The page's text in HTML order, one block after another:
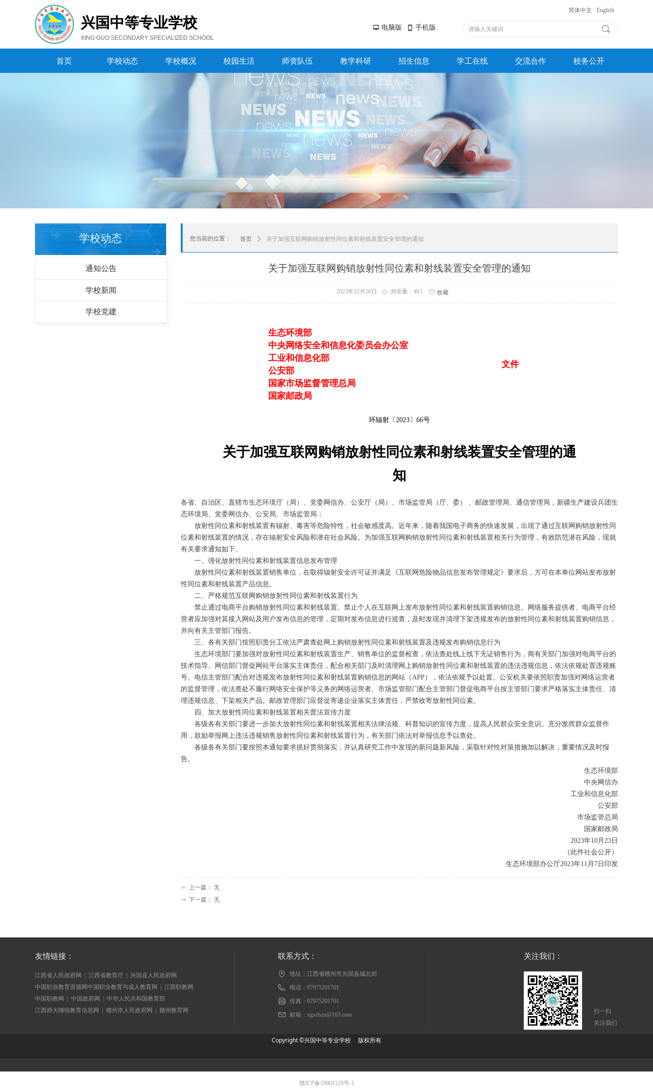
首页 学校动态 学校概况
学校概况
校园生活
校园生活
师资队伍
师资队伍
教学科研
教学科研
招生信息
招生信息
学工在线 交流合作 校务公开
끠
简体中文 English
兴国中等专业学校
XING GUO SECONDARY SPECIALIZED SCHOOL
넡 电脑版 넓 手机版
关于加强互联网购销放射性同位素和射线装置安全管理的通知
首页 ꄲ 关于加强互联网购销放射性同位素和射线装置安全管理的通知
生态环境部
中央网络安全和信息化委员会办公室
工业和信息化部
公安部
国家市场监督管理总局
国家邮政局
文件
环辐射〔2023〕66号
关于加强互联网购销放射性同位素和射线装置安全管理的通
知
各省、自治区、直辖市生态环境厅（局）、党委网信办、公安厅（局）、市场监管局（厅、委） 、邮政管理局、通信管理局，新疆生产建设兵团生
态环境局、党委网信办、公安局、市场监管局：
放射性同位素和射线装置有辐射、毒害等危险特性，社会敏感度高。近年来，随着我国电子商务的快速发展，出现了通过互联网购销放射性同
位素和射线装置的情况，存在辐射安全风险和潜在社会风险。为加强互联网购销放射性同位素和射线装置相关行为管理，有效防范潜在风险，现就
有关要求通知如下。
一、强化放射性同位素和射线装置信息发布管理
放射性同位素和射线装置销售单位，在取得辐射安全许可证并满足《互联网危险物品信息发布管理规定》要求后，方可在本单位网站发布放射
性同位素和射线装置产品信息。
二、严格规范互联网购销放射性同位素和射线装置行为
禁止通过电商平台购销放射性同位素和射线装置。禁止个人在互联网上发布放射性同位素和射线装置购销信息。网络服务提供者、电商平台经
营者应加强对其接入网站及用户发布信息的管理，定期对发布信息进行巡查，及时发现并清理下架违规发布的放射性同位素和射线装置购销信息，
并向有关主管部门报告。
三、各有关部门按照职责分工依法严肃查处网上购销放射性同位素和射线装置及违规发布购销信息行为
生态环境部门要加强对放射性同位素和射线装置生产、销售单位的监督检查，依法查处线上线下无证销售行为，商有关部门加强对电商平台的
技术指导。网信部门督促网站平台落实主体责任，配合相关部门及时清理网上购销放射性同位素和射线装置的违法违规信息，依法依规处置违规账
号。电信主管部门配合对违规发布放射性同位素和射线装置购销信息的网站（APP），依法依规予以处置。公安机关要依照职责加强对网络运营者
的监督管理，依法查处不履行网络安全保护等义务的网络运营者。市场监管部门配合主管部门督促电商平台按主管部门要求严格落实主体责任、清
理违规信息、下架相关产品。邮政管理部门应督促寄递企业落实主体责任，严禁收寄放射性同位素。
四、加大放射性同位素和射线装置相关普法宣传力度
各级各有关部门要进一步加大放射性同位素和射线装置相关法律法规、科普知识的宣传力度，提高人民群众安全意识。充分发挥群众监督作
用，鼓励举报网上违法违规销售放射性同位素和射线装置行为，有关部门依法对举报信息予以查处。
各级各有关部门要按照本通知要求抓好贯彻落实，并认真研究工作中发现的新问题新风险，采取针对性对策措施加以解决，重要情况及时报
告。
生态环境部
中央网信办
工业和信息化部
公安部
市场监管总局
国家邮政局
2023年10月23日
（此件社会公开）
生态环境部办公厅2023年11月7日印发
2023年12月26日 ꄘ 浏览量： 463 ꄀ 收藏
ꂃ 上一篇： 无
ꁹ 下一篇： 无
您当前的位置：
学校动态
通知公告
学校新闻
学校党建
Copyright ©兴国中等专业学校 版权所有
友情链接：
江西省人民政府网 江西省教育厅
兴国县人民政府网
中国职业教育资源网中国职业教育与成人教育网
江西职教网
中国职教网
中国政府网
中华人民共和国教育部
江西师大继续教育信息网
赣州市人民政府网 赣州教育网
地址： 江西省赣州市兴国县城北郊
电话： 07975201701
传真： 07975201701
邮箱： xgxdszx@163.com
扫一扫
关注我们
联系方式： 关注我们：
赣ICP备19001129号-1